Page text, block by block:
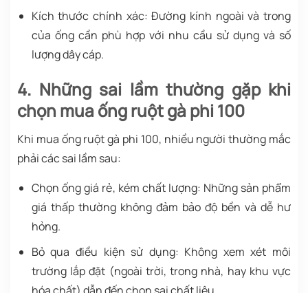
Kích thước chính xác: Đường kính ngoài và trong
của ống cần phù hợp với nhu cầu sử dụng và số
lượng dây cáp.
4. Những sai lầm thường gặp khi
chọn mua ống ruột gà phi 100
Khi mua ống ruột gà phi 100, nhiều người thường mắc
phải các sai lầm sau:
Chọn ống giá rẻ, kém chất lượng: Những sản phẩm
giá thấp thường không đảm bảo độ bền và dễ hư
hỏng.
Bỏ qua điều kiện sử dụng: Không xem xét môi
trường lắp đặt (ngoài trời, trong nhà, hay khu vực